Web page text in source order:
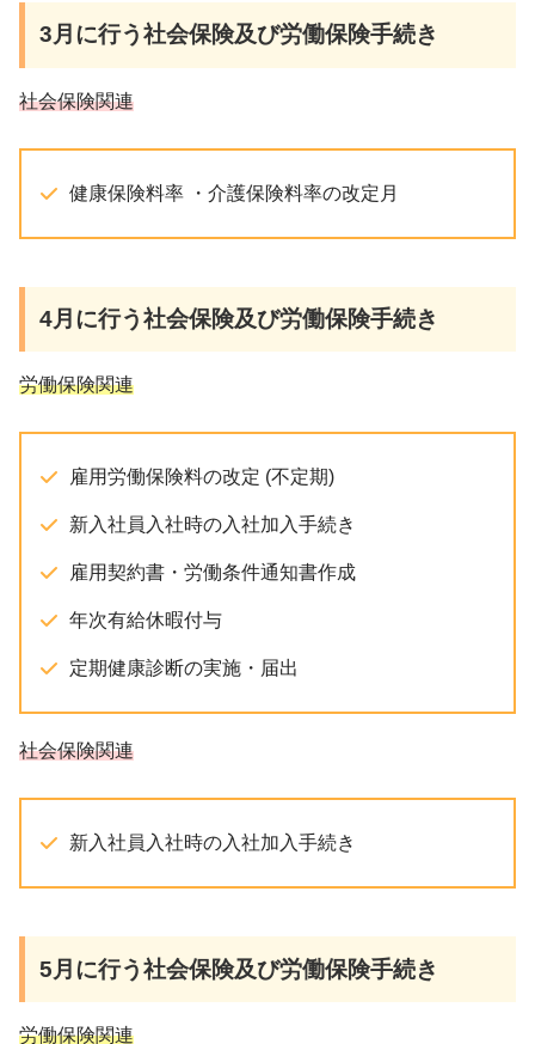
3月 に行う社会保険及び労働保険手続き
社会保険関連
健康保険料率 ・介護保険料率の改定月
4月 に行う社会保険及び労働保険手続き
労働保険関連
雇用労働保険料の改定 (不定期)
新入社員入社時の入社加入手続き
雇用契約書・労働条件通知書作成
年次有給休暇付与
定期健康診断の実施・届出
社会保険関連
新入社員入社時の入社加入手続き
5月 に行う社会保険及び労働保険手続き
労働保険関連